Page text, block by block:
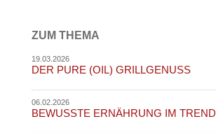
ZUM THEMA
19.03.2026
DER PURE (OIL) GRILLGENUSS
06.02.2026
BEWUSSTE ERNÄHRUNG IM TREND